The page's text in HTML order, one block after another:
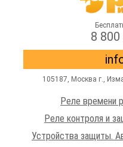
8
105187, Москва г.,
Реле времени
Реле контроля и
Устройства защиты.